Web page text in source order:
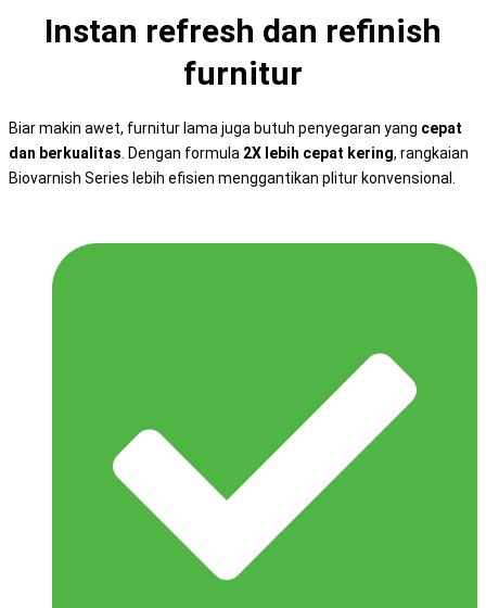
Instan refresh dan refinish
furnitur
Biar makin awet, furnitur lama juga butuh penyegaran yang cepat
dan berkualitas . Dengan formula 2X lebih cepat kering, rangkaian
Biovarnish Series lebih efisien menggantikan plitur konvensional.